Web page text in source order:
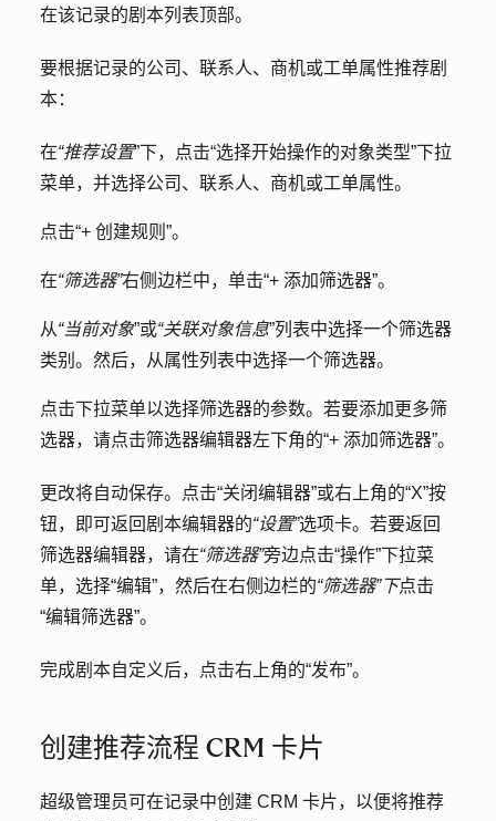
在该记录的剧本列表顶部。
要根据记录的公司、联系人、商机或工单属性推荐剧
本：
在“推荐设置”下，点击“选择开始操作的对象类型”下拉
菜单，并选择公司、联系人、商机或工单属性。
点击“+ 创建规则 ”。
在“筛选器”右侧边栏中，单击“+ 添加筛选器”。
从“当前对象”或“关联对象信息”列表中选择一个筛选器
类别 。然后，从属性列表中选择一个筛选器。
点击下拉菜单以选择筛选器的参数。若要添加更多筛
选器，请点击筛选器编辑器左下角的“+ 添加筛选器”。
更改将自动保存。点击“关闭编辑器”或右上角的“X”按
钮，即可返回剧本编辑器的“设置”选项卡。若要返回
筛选器编辑器，请在“筛选器”旁边点击“操作”下拉菜
单，选择“编辑”，然后在右侧边栏的“筛选器”下点击
“编辑筛选器”。
完成剧本自定义后，点击右上角的“发布”。
创建推荐流程 CRM 卡片
超级管理员可在记录中创建 CRM 卡片，以便将推荐